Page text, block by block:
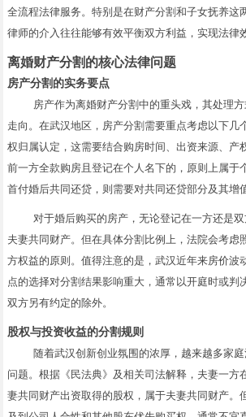
全流程法律服务。特别是在财产分割和子女抚养这
律师的介入往往能够有效平衡双方利益，实现法律
离婚财产分割的核心法律问题
房产分割的实务要点
房产作为离婚财产分割中的重头戏，其处理
走向。在武汉地区，房产分割需要重点考虑以下几
权归属认定，这需要结合购房时间、出资来源、产
前一方全款购房且登记在个人名下的，原则上属于
首付婚后共同还贷，则需要对共同还贷部分及其增
对于婚后购买的房产，无论登记在一方还是
夫妻共同财产。但在具体分割比例上，法院会考虑
方权益的原则。值得注意的是，武汉近年来房价波
点的选择对分割结果影响重大，通常以开庭时或判
双方另有约定的除外。
股权与投资收益的分割规则
随着武汉创新创业氛围的浓厚，越来越多家
问题。根据《民法典》及相关司法解释，夫妻一方
妻共同财产出资取得的股权，属于夫妻共同财产。